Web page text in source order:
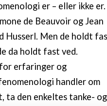
er – eller ikke er.
de Beauvoir og Jean
Husserl. Men de holdt
da holdt fast ved.
erfaringer og
handler om
ta den enkeltes tanke- og